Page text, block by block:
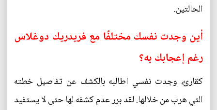
الحالتين.
أين وجدت نفسك مختلفًا مع فريدريك دوغلاس
رغم إعجابك به؟
كقارئ، وجدت نفسي اطالبه بالكشف عن تفاصيل خطته
التي هرب من خلالها. لقد برر عدم كشفه لها حتى لا يستفيد